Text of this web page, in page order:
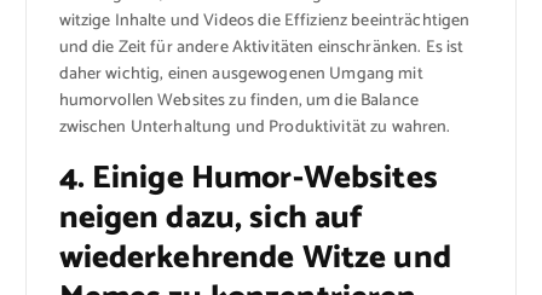
witzige Inhalte und Videos die Effizienz beeinträchtigen
und die Zeit für andere Aktivitäten einschränken. Es ist
daher wichtig, einen ausgewogenen Umgang mit
humorvollen Websites zu finden, um die Balance
zwischen Unterhaltung und Produktivität zu wahren.
4. Einige Humor-Websites
neigen dazu, sich auf
wiederkehrende Witze und